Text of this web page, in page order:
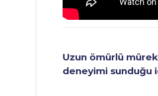
Uzun ömürlü
deneyimi sunduğu